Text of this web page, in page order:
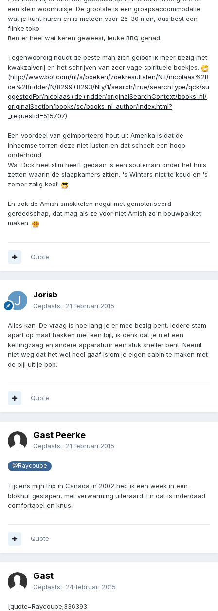
een klein woonhuisje. De grootste is een groepsaccommodatie
wat je kunt huren en is meteen voor 25-30 man, dus best een
flinke toko.
Ben er heel wat keren geweest, leuke BBQ gehad.
Tegenwoordig houdt de beste man zich geloof ik meer bezig met
kwakzalverij en het schrijven van zeer vage spirituele boekjes.
(http://www.bol.com/nl/s/boeken/zoekresultaten/Ntt/nicolaas%2B
de%2Bridder/N/8299+8293/Nty/1/search/true/searchType/qck/su
ggestedFor/nicolaas+de+ridder/originalSearchContext/books_nl/
originalSection/books/sc/books_nl_author/index.html?
_requestid=515707)
Een voordeel van geimporteerd hout uit Amerika is dat de
inheemse torren deze niet lusten en dat scheelt een hoop
onderhoud.
Wat Dick heel slim heeft gedaan is een souterrain onder het huis
zetten waarin de slaapkamers zitten. 's Winters niet te koud en 's
zomer zalig koel!
En ook de Amish smokkelen nogal met gemotoriseerd
gereedschap, dat mag als ze voor niet Amish zo'n bouwpakket
maken.
Quote
Jorisb
Geplaatst: 21 februari 2015
Alles kan! De vraag is hoe lang je er mee bezig bent. Iedere stam
apart op maat hakken met een bijl, ik denk dat je met een
kettingzaag en andere apparatuur een stuk sneller bent. Neemt
niet weg dat het wel heel gaaf is om je eigen cabin te maken met
de bijl uit je bob.
Quote
Gast Peerke
Geplaatst: 21 februari 2015
@Raycoupe
Tijdens mijn trip in Canada in 2002 heb ik een week in een
blokhut geslapen, met verwarming uiteraard. En dat is inderdaad
comfortabel en knus.
Quote
Gast
Geplaatst: 24 februari 2015
[quote=Raycoupe;336393